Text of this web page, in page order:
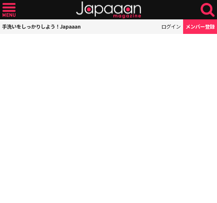
手洗いをしっかりしよう！Japaaan ログイン メンバー登録